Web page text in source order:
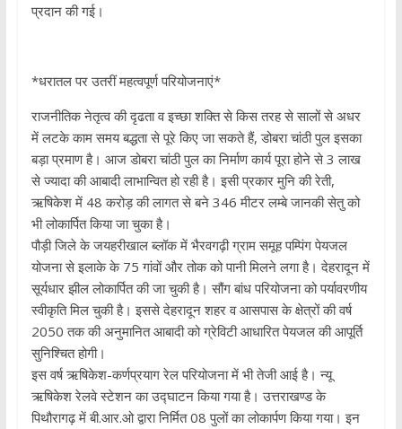
प्रदान की गई।
*धरातल पर उतरीं महत्वपूर्ण परियोजनाएं*
राजनीतिक नेतृत्व की दृढता व इच्छा शक्ति से किस तरह से सालों से अधर
में लटके काम समय बद्धता से पूरे किए जा सकते हैं, डोबरा चांठी पुल इसका
बड़ा प्रमाण है। आज डोबरा चांठी पुल का निर्माण कार्य पूरा होने से 3 लाख
से ज्यादा की आबादी लाभान्वित हो रही है। इसी प्रकार मुनि की रेती,
ऋषिकेश में 48 करोड़ की लागत से बने 346 मीटर लम्बे जानकी सेतु को
भी लोकार्पित किया जा चुका है।
पौड़ी जिले के जयहरीखाल ब्लॉक में भैरवगढ़ी ग्राम समूह पम्पिंग पेयजल
योजना से इलाके के 75 गांवों और तोक को पानी मिलने लगा है। देहरादून में
सूर्यधार झील लोकार्पित की जा चुकी है। सौंग बांध परियोजना को पर्यावरणीय
स्वीकृति मिल चुकी है। इससे देहरादून शहर व आसपास के क्षेत्रों की वर्ष
2050 तक की अनुमानित आबादी को ग्रेविटी आधारित पेयजल की आपूर्ति
सुनिश्चित होगी।
इस वर्ष ऋषिकेश-कर्णप्रयाग रेल परियोजना में भी तेजी आई है। न्यू
ऋषिकेश रेलवे स्टेशन का उद्घाटन किया गया है। उत्तराखण्ड के
पिथौरागढ़ में बी.आर.ओ द्वारा निर्मित 08 पुलों का लोकार्पण किया गया। इन